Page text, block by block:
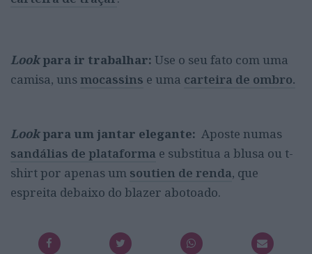
Lookpara ir trabalhar: Use o seu fato com uma
camisa, uns mocassins e uma carteira de ombro.
Lookpara um jantar elegante: Aposte numas
sandálias de plataforma e substitua a blusa ou t-
shirt por apenas um soutien de renda, que
espreita debaixo do blazer abotoado.